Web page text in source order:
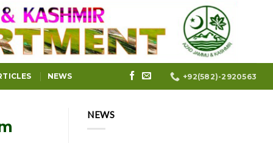
NEWS +92(582)-2920563
NEWS